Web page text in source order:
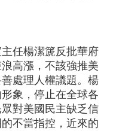
任楊潔篪反批華府
高漲，不該強推美
處理人權議題。楊
象，停止在全球各
對美國民主缺乏信
不當指控，近來的